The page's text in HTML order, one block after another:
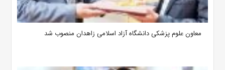
معاون علوم‌ پزشکی دانشگاه آزاد اسلامی زاهدان منصوب شد